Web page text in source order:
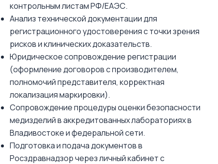
контрольным листам РФ/ЕАЭС.
Анализ технической документации для
регистрационного удостоверения с точки зрения
рисков и клинических доказательств.
Юридическое сопровождение регистрации
(оформление договоров с производителем,
полномочий представителя, корректная
локализация маркировки).
Сопровождение процедуры оценки безопасности
медизделий в аккредитованных лабораториях в
Владивостоке и федеральной сети.
Подготовка и подача документов в
Росздравнадзор через личный кабинет с